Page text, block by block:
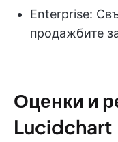
Enterprise:
продажбите
Оценки и
Lucidchart